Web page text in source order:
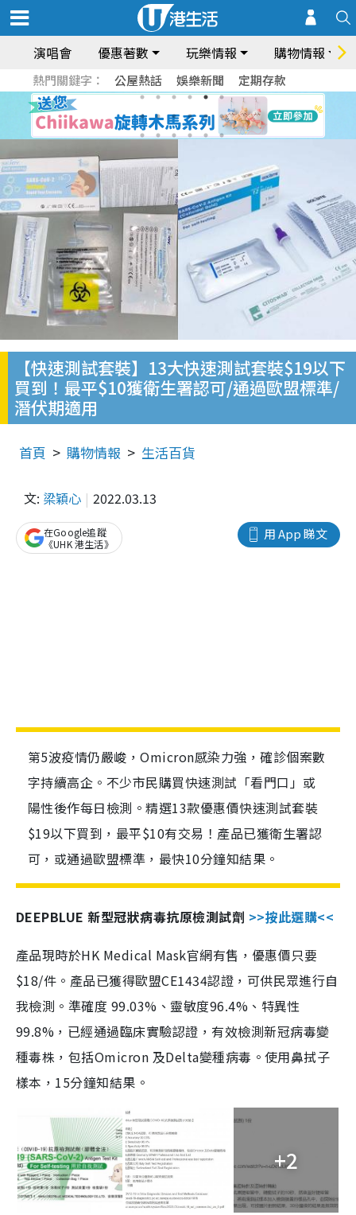
演唱會 優惠著數 玩樂情報 購物情報
熱門關鍵字： 公屋熱話 娛樂新聞 定期存款
【快速測試套裝】13大快速測試套裝$19以下
買到！最平$10獲衛生署認可/通過歐盟標準/
潛伏期適用
首頁 購物情報 生活百貨
文: 梁穎心 2022.03.13
用 App 睇文
在Google追蹤
《UHK 港生活》
第5波疫情仍嚴峻，Omicron感染力強，確診個案數
字持續高企。不少市民購買快速測試「看門口」或
陽性後作每日檢測。精選13款優惠價快速測試套裝
$19以下買到，最平$10有交易！產品已獲衛生署認
可，或通過歐盟標準，最快10分鐘知結果。
DEEPBLUE 新型冠狀病毒抗原檢測試劑 >>按此選購<<
產品現時於HK Medical Mask官網有售，優惠價只要
$18/件。產品已獲得歐盟CE1434認證，可供民眾進行自
我檢測。準確度 99.03%、靈敏度96.4%、特異性
99.8%，已經通過臨床實驗認證，有效檢測新冠病毒變
種毒株，包括Omicron 及Delta變種病毒。使用鼻拭子
樣本，15分鐘知結果。
+2